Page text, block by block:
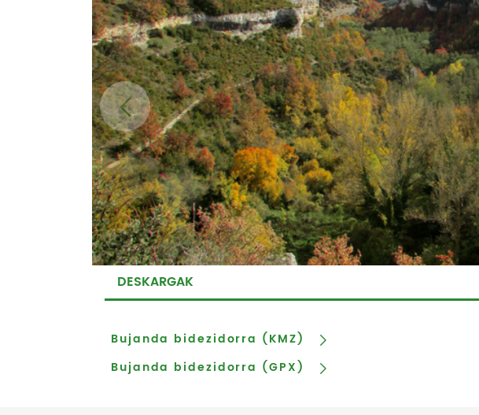
DESKARGAK
Bujanda bidezidorra (KMZ)
Bujanda bidezidorra (GPX)